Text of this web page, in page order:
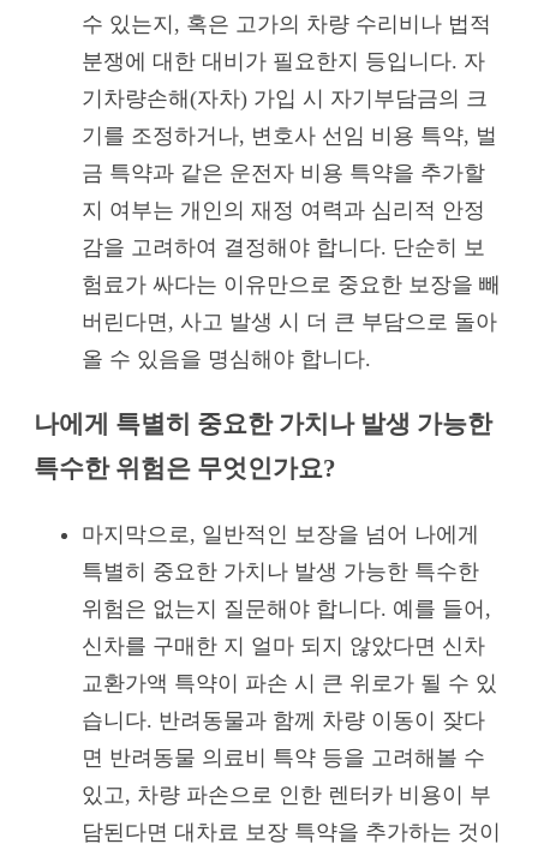
수 있는지, 혹은 고가의 차량 수리비나 법적
분쟁에 대한 대비가 필요한지 등입니다. 자
기차량손해(자차) 가입 시 자기부담금의 크
기를 조정하거나, 변호사 선임 비용 특약, 벌
금 특약과 같은 운전자 비용 특약을 추가할
지 여부는 개인의 재정 여력과 심리적 안정
감을 고려하여 결정해야 합니다. 단순히 보
험료가 싸다는 이유만으로 중요한 보장을 빼
버린다면, 사고 발생 시 더 큰 부담으로 돌아
올 수 있음을 명심해야 합니다.
나에게 특별히 중요한 가치나 발생 가능한
특수한 위험은 무엇인가요?
마지막으로, 일반적인 보장을 넘어 나에게
특별히 중요한 가치나 발생 가능한 특수한
위험은 없는지 질문해야 합니다. 예를 들어,
신차를 구매한 지 얼마 되지 않았다면 신차
교환가액 특약이 파손 시 큰 위로가 될 수 있
습니다. 반려동물과 함께 차량 이동이 잦다
면 반려동물 의료비 특약 등을 고려해볼 수
있고, 차량 파손으로 인한 렌터카 비용이 부
담된다면 대차료 보장 특약을 추가하는 것이